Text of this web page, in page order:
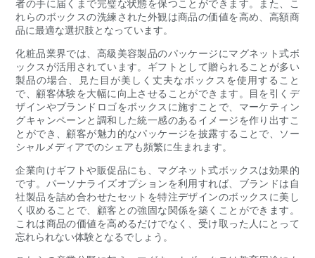
者の手に届くまで完璧な状態を保つことができます。また、こ
れらのボックスの洗練された外観は商品の価値を高め、高額商
品に最適な選択肢となっています。
化粧品業界では、高級美容製品のパッケージにマグネット式ボ
ックスが活用されています。ギフトとして贈られることが多い
製品の場合、見た目が美しく丈夫なボックスを使用すること
で、顧客体験を大幅に向上させることができます。目を引くデ
ザインやブランドロゴをボックスに施すことで、マーケティン
グキャンペーンと調和した統一感のあるイメージを作り出すこ
とができ、顧客が魅力的なパッケージを披露することで、ソー
シャルメディアでのシェアも頻繁に生まれます。
企業向けギフトや販促品にも、マグネット式ボックスは効果的
です。パーソナライズオプションを利用すれば、ブランドは自
社製品を詰め合わせたセットを特注デザインのボックスに美し
く収めることで、顧客との強固な関係を築くことができます。
これは商品の価値を高めるだけでなく、受け取った人にとって
忘れられない体験となるでしょう。